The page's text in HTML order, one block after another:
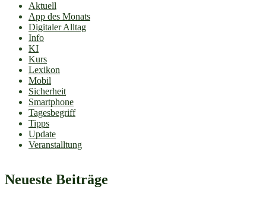
Aktuell
App des Monats
Digitaler Alltag
Info
KI
Kurs
Lexikon
Mobil
Sicherheit
Smartphone
Tagesbegriff
Tipps
Update
Veranstalltung
Neueste Beiträge